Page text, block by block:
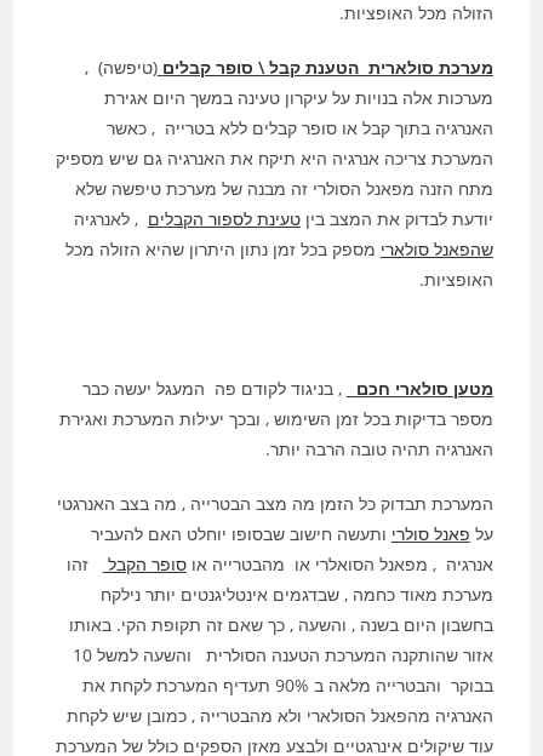
הזולה מכל האופציות.
מערכת סולארית הטענת קבל \ סופר קבלים (טיפשה) ,
מערכות אלה בנויות על עיקרון טעינה במשך היום אגירת
האנרגיה בתוך קבל או סופר קבלים ללא בטרייה , כאשר
המערכת צריכה אנרגיה היא תיקח את האנרגיה גם שיש מספיק
מתח הזנה מפאנל הסולרי זה מבנה של מערכת טיפשה שלא
יודעת לבדוק את המצב ביןטעינת לספור הקבלים , לאנרגיה
שהפאנל סולארי מספק בכל זמן נתון היתרון שהיא הזולה מכל
האופציות.
מטען סולארי חכם
, בניגוד לקודם פה המעגל יעשה כבר
מספר בדיקות בכל זמן השימוש , ובכך יעילות המערכת ואגירת
האנרגיה תהיה טובה הרבה יותר.
המערכת תבדוק כל הזמן מה מצב הבטרייה , מה בצב האנרגטי
על פאנל סולרי ותעשה חישוב שבסופו יוחלט האם להעביר
אנרגיה , מפאנל הסואלרי או מהבטרייה אוסופר הקבל
זהו
מערכת מאוד כחמה , שבדגמים אינטליגנטים יותר נילקח
בחשבון היום בשנה , והשעה , כך שאם זה תקופת הקי. באותו
אזור שהותקנה המערכת הטענה הסולרית והשעה למשל 10
בבוקר והבטרייה מלאה ב 90% תעדיף המערכת לקחת את
האנרגיה מהפאנל הסולארי ולא מהבטרייה , כמובן שיש לקחת
עוד שיקולים אינרגטיים ולבצע מאזן הספקים כולל של המערכת